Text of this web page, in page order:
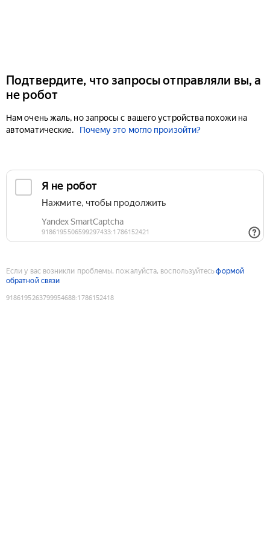
Подтвердите, что запросы отправляли вы, а
не робот
Нам очень жаль, но запросы с вашего устройства похожи на
автоматические.
Почему это могло произойти?
Если у вас возникли проблемы, пожалуйста, воспользуйтесьформой
обратной связи
9186195263799954688:1786152418